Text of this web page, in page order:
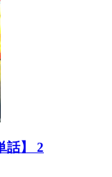
話】 2